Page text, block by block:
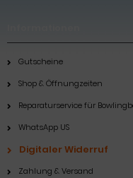
Gutscheine
Shop & Öffnungzeiten
Reparaturservice für
WhatsApp US
Digitaler Widerruf
Zahlung & Versand